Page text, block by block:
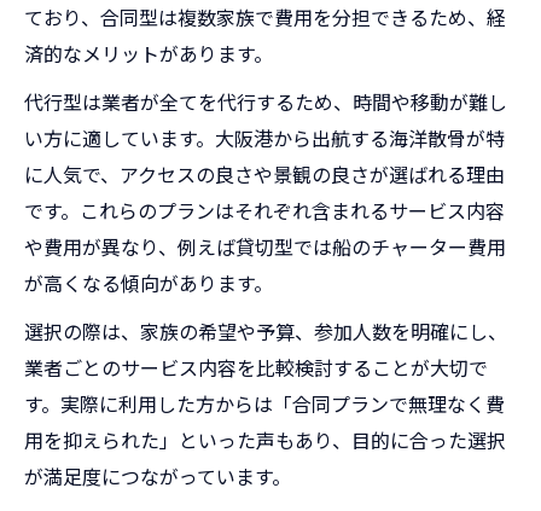
散骨手続き時に注意したいポイント
大阪港などでの散骨手続きの実際
ており、合同型は複数家族で費用を分担できるため、経
済的なメリットがあります。
代行型は業者が全てを代行するため、時間や移動が難し
い方に適しています。大阪港から出航する海洋散骨が特
に人気で、アクセスの良さや景観の良さが選ばれる理由
です。これらのプランはそれぞれ含まれるサービス内容
や費用が異なり、例えば貸切型では船のチャーター費用
が高くなる傾向があります。
選択の際は、家族の希望や予算、参加人数を明確にし、
業者ごとのサービス内容を比較検討することが大切で
す。実際に利用した方からは「合同プランで無理なく費
用を抑えられた」といった声もあり、目的に合った選択
が満足度につながっています。